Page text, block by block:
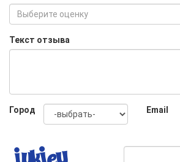
Выберите оценку
Текст отзыва
Город Email